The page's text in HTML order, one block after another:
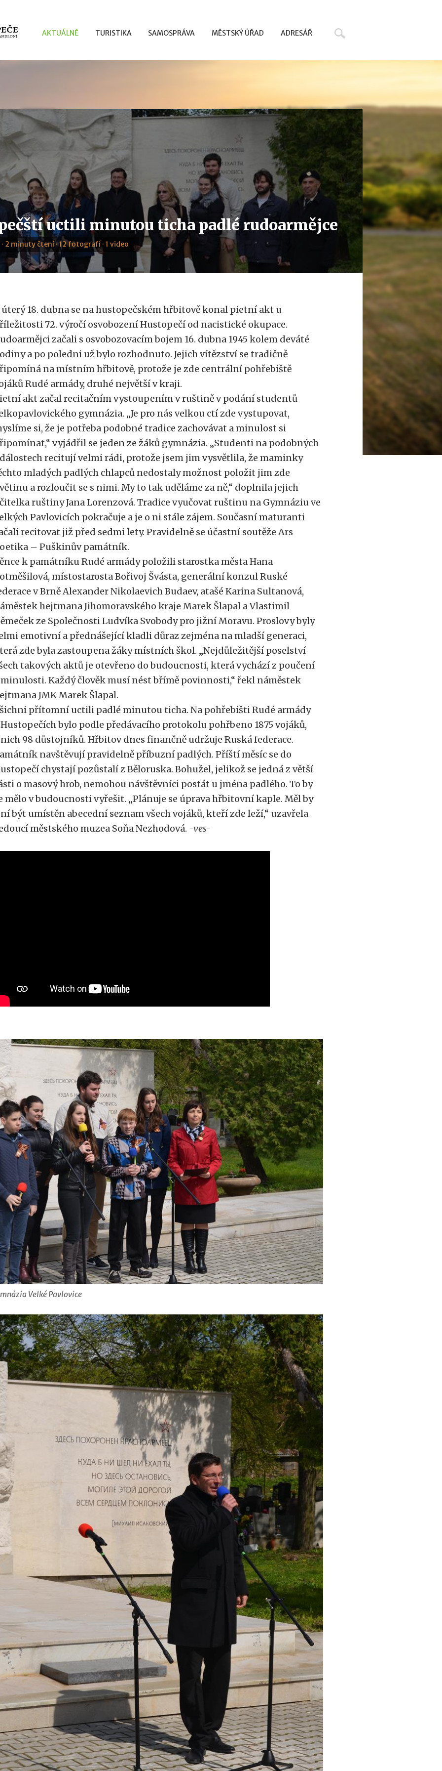
AKTUÁLNĚ TURISTIKA SAMOSPRÁVA MĚSTSKÝ ÚŘAD ADRESÁŘ
uctili minutou ticha padlé rudoarmějce
2 minuty čtení · 12 fotografí · 1 video
úterý 18. dubna se na hustopečském hřbitově konal pietní akt u
72. výročí osvobození Hustopečí od nacistické okupace.
začali s osvobozovacím bojem 16. dubna 1945 kolem deváté
a po poledni už bylo rozhodnuto. Jejich vítězství se tradičně
na místním hřbitově, protože je zde centrální pohřebiště
Rudé armády, druhé největší v kraji.
akt začal recitačním vystoupením v ruštině v podání studentů
gymnázia. „Je pro nás velkou ctí zde vystupovat,
si, že je potřeba podobné tradice zachovávat a minulost si
vyjádřil se jeden ze žáků gymnázia. „Studenti na podobných
recitují velmi rádi, protože jsem jim vysvětlila, že maminky
mladých padlých chlapců nedostaly možnost položit jim zde
a rozloučit se s nimi. My to tak uděláme za ně,“ doplnila jejich
ruštiny Jana Lorenzová. Tradice vyučovat ruštinu na Gymnáziu ve
Pavlovicích pokračuje a je o ni stále zájem. Současní maturanti
recitovat již před sedmi lety. Pravidelně se účastní soutěže Ars
– Puškinův památník.
k památníku Rudé armády položili starostka města Hana
místostarosta Bořivoj Švásta, generální konzul Ruské
v Brně Alexander Nikolaevich Budaev, atašé Karina Sultanová,
hejtmana Jihomoravského kraje Marek Šlapal a Vlastimil
ze Společnosti Ludvíka Svobody pro jižní Moravu. Proslovy byly
emotivní a přednášející kladli důraz zejména na mladší generaci,
zde byla zastoupena žáky místních škol. „Nejdůležitější poselství
takových aktů je otevřeno do budoucnosti, která vychází z poučení
Každý člověk musí nést břímě povinnosti,“ řekl náměstek
JMK Marek Šlapal.
přítomní uctili padlé minutou ticha. Na pohřebišti Rudé armády
bylo podle předávacího protokolu pohřbeno 1875 vojáků,
98 důstojníků. Hřbitov dnes finančně udržuje Ruská federace.
navštěvují pravidelně příbuzní padlých. Příští měsíc se do
chystají pozůstalí z Běloruska. Bohužel, jelikož se jedná z větší
o masový hrob, nemohou návštěvníci postát u jména padlého. To by
mělo v budoucnosti vyřešit. „Plánuje se úprava hřbitovní kaple. Měl by
být umístěn abecední seznam všech vojáků, kteří zde leží,“ uzavřela
městského muzea Soňa Nezhodová. -ves-
Velké Pavlovice